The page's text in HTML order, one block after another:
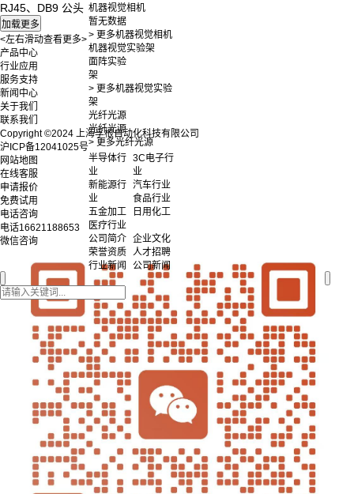
机器视觉相机
暂无数据
> 更多机器视觉相机
机器视觉实验架
面阵实验
架
> 更多机器视觉实验
架
光纤光源
光纤光源
> 更多光纤光源
半导体行
业
3C电子行
业
新能源行
业
汽车行业
食品行业
五金加工
日用化工
医疗行业
公司简介 企业文化
荣誉资质 人才招聘
行业新闻
公司新闻
RJ45、DB9 公头
<左右滑动查看更多>
产品中心
行业应用
服务支持
新闻中心
关于我们
联系我们
Copyright ©2024 上海孚根自动化科技有限公司
沪ICP备12041025号
网站地图
在线客服
申请报价
免费试用
电话咨询
电话16621188653
微信咨询